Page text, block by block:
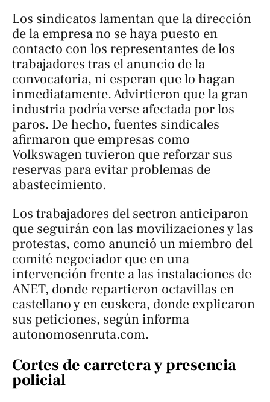
Los sindicatos lamentan que la dirección
de la empresa no se haya puesto en
contacto con los representantes de los
trabajadores tras el anuncio de la
convocatoria, ni esperan que lo hagan
inmediatamente. Advirtieron que la gran
industria podría verse afectada por los
paros. De hecho, fuentes sindicales
afirmaron que empresas como
Volkswagen tuvieron que reforzar sus
reservas para evitar problemas de
abastecimiento.
Los trabajadores del sectron anticiparon
que seguirán con las movilizaciones y las
protestas, como anunció un miembro del
comité negociador que en una
intervención frente a las instalaciones de
ANET, donde repartieron octavillas en
castellano y en euskera, donde explicaron
sus peticiones, según informa
autonomosenruta.com.
Cortes de carretera y presencia
policial